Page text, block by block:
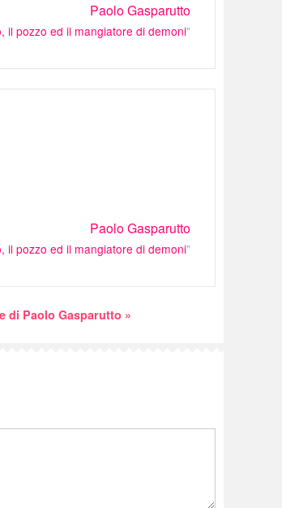
Paolo Gasparutto
il pozzo ed il mangiatore di demoni"
Paolo Gasparutto
il pozzo ed il mangiatore di demoni"
di Paolo Gasparutto »